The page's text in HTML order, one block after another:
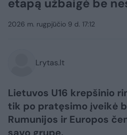
etapą užbaigė be
2026 m. rugpjūčio 9 d. 17:12
Lrytas.lt
Lietuvos U16 krepšinio
tik po pratęsimo įveikė
Rumunijos ir Europos